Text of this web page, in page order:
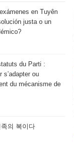
en Tuyên
justa o un
du Parti :
s’adapter ou
du mécanisme de
의 복이다